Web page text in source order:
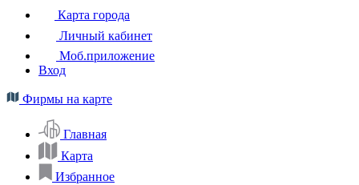
Карта города
Личный кабинет
Моб.приложение
Вход
Фирмы на карте
Главная
Карта
Избранное